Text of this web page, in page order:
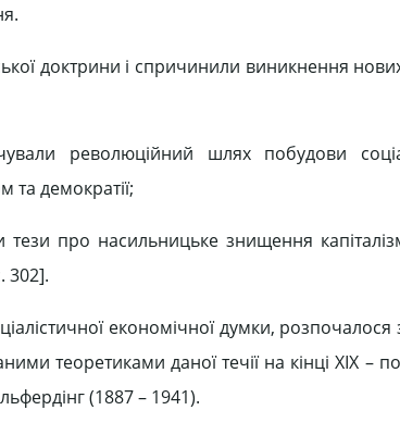
доктрини і спричинили виникнення
революційний шлях побудови
демократії;
про насильницьке знищення
302].
економічної думки, розпочалося
теоретиками даної течії на кінці ХІХ –
(1887 – 1941).